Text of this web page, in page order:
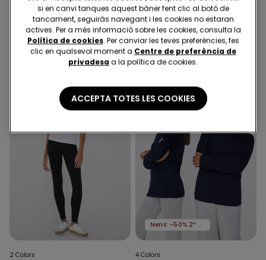
Samarreta Màniga Llarga
de Coll Rodó Cotó Tèrmic
Nens Unisex
8,99 €
Pijama Llarg Viscosa amb
Punta
25,99 €
2 Colors
Nens: -50% 2º article
4 Colors
si en canvi tanques aquest bàner fent clic al botó de
tancament, seguiràs navegant i les cookies no estaran
actives. Per a més informació sobre les cookies, consulta la
Política de cookies. Per canviar les teves preferències, fes
clic en qualsevol moment a Centre de preferència de
privadesa a la política de cookies.
ACCEPTA TOTES LES COOKIES